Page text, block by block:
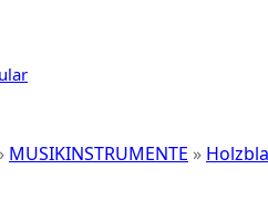
MUSIKINSTRUMENTE »